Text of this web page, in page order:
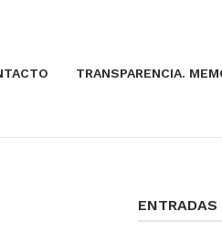
TRANSPARENCIA.
ENTRADAS